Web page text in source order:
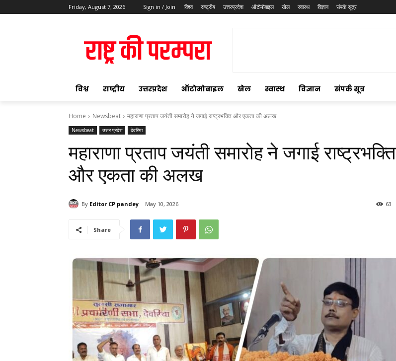
Friday, August 7, 2026 Sign in / Join विश्व राष्ट्रीय उत्तरप्रदेश ऑटोमोबाइल खेल स्वास्थ विज्ञान संपर्क सूत्र
विश्व राष्ट्रीय उत्तरप्रदेश ऑटोमोबाइल खेल स्वास्थ विज्ञान संपर्क सूत्र
Home Newsbeat महाराणा प्रताप जयंती समारोह ने जगाई राष्ट्रभक्ति और एकता की अलख
Newsbeat उत्तर प्रदेश देवरिया
महाराणा प्रताप जयंती समारोह ने जगाई राष्ट्रभक्ति
और एकता की अलख
By Editor CP pandey May 10, 2026 63
Share